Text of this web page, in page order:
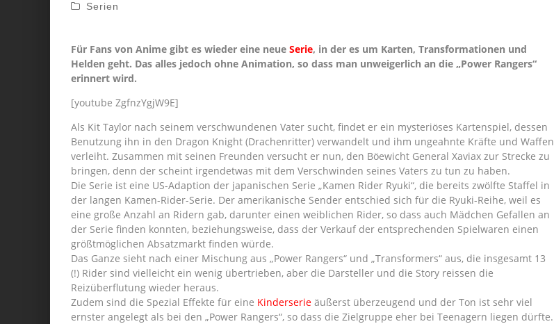
Serien
Für Fans von Anime gibt es wieder eine neue Serie, in der es um Karten, Transformationen und
Helden geht. Das alles jedoch ohne Animation, so dass man unweigerlich an die „Power Rangers“
erinnert wird.
[youtube ZgfnzYgjW9E]
Als Kit Taylor nach seinem verschwundenen Vater sucht, findet er ein mysteriöses Kartenspiel, dessen
Benutzung ihn in den Dragon Knight (Drachenritter) verwandelt und ihm ungeahnte Kräfte und Waffen
verleiht. Zusammen mit seinen Freunden versucht er nun, den Böewicht General Xaviax zur Strecke zu
bringen, denn der scheint irgendetwas mit dem Verschwinden seines Vaters zu tun zu haben.
Die Serie ist eine US-Adaption der japanischen Serie „Kamen Rider Ryuki“, die bereits zwölfte Staffel in
der langen Kamen-Rider-Serie. Der amerikanische Sender entschied sich für die Ryuki-Reihe, weil es
eine große Anzahl an Ridern gab, darunter einen weiblichen Rider, so dass auch Mädchen Gefallen an
der Serie finden konnten, beziehungsweise, dass der Verkauf der entsprechenden Spielwaren einen
größtmöglichen Absatzmarkt finden würde.
Das Ganze sieht nach einer Mischung aus „Power Rangers“ und „Transformers“ aus, die insgesamt 13
(!) Rider sind vielleicht ein wenig übertrieben, aber die Darsteller und die Story reissen die
Reizüberflutung wieder heraus.
Zudem sind die Spezial Effekte für eine Kinderserie äußerst überzeugend und der Ton ist sehr viel
ernster angelegt als bei den „Power Rangers“, so dass die Zielgruppe eher bei Teenagern liegen dürfte.